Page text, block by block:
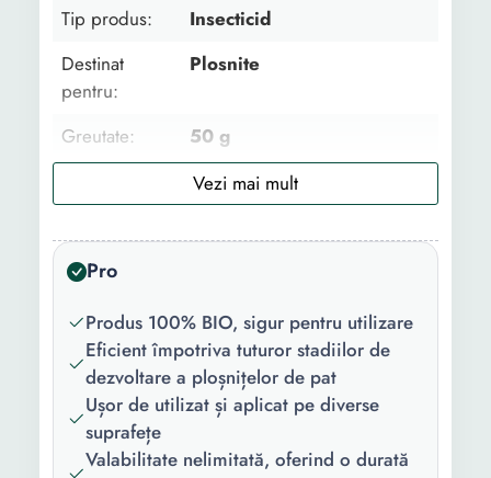
Tip produs:
Insecticid
Destinat
pentru:
Plosnite
Greutate:
50 g
205 mm
Adancime:
Pro
Produs 100% BIO, sigur pentru utilizare
Eficient împotriva tuturor stadiilor de
dezvoltare a ploșnițelor de pat
Ușor de utilizat și aplicat pe diverse
suprafețe
Valabilitate nelimitată, oferind o durată